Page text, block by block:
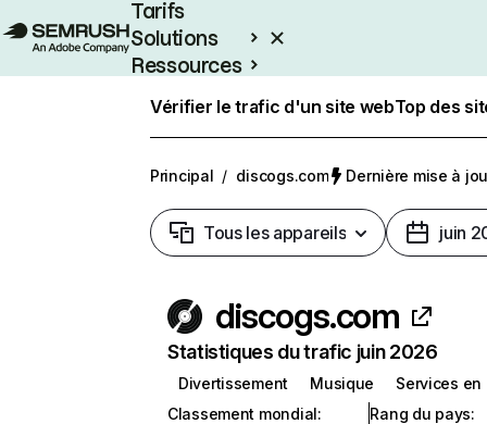
Tarifs
Solutions
Ressources
Vérifier le trafic d'un site webTop des
Principal / discogs.com Dernière mise à
Tous les appareils juin
discogs.com
Statistiques du trafic juin 2026
Divertissement Musique
Services en
Classement mondial:
Rang du pays: